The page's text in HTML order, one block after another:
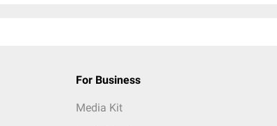
For Business
Media Kit